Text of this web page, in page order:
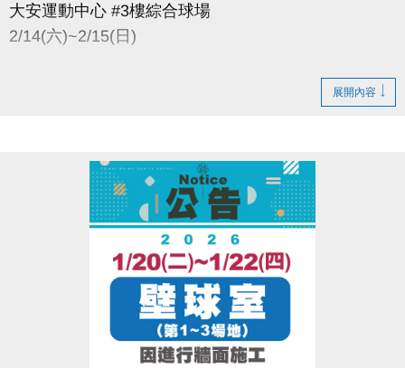
大安運動中心 #3樓綜合球場
2/14(六)~2/15(日)
大安運動中心 #壁球室(1~3場地)
2/14(六)~2/15(日)因三樓球場進行畫線施工
將產生大量異味，故也全面暫停開放
季租、課程、臨租、公益時段皆暫停
已繳費用於下一季扣除
大安運動中心 感謝您的配合
展開內容